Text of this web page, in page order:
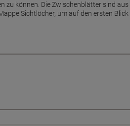
zu können. Die Zwischenblätter sind
Sichtlöcher, um auf den ersten